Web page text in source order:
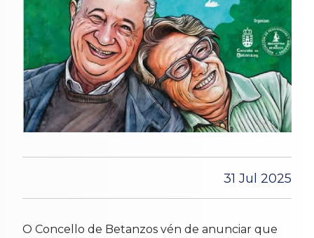
31 Jul 2025
O Concello de Betanzos vén de anunciar que